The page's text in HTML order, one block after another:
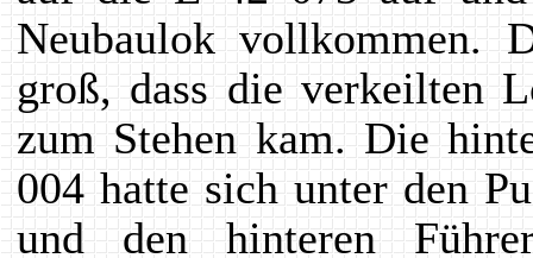
Neubaulok vollkommen.
groß, dass die verkeilten
zum Stehen kam. Die
004 hatte sich unter den
und den hinteren